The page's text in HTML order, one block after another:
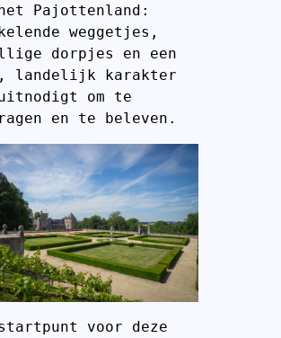
Pajottenland:
weggetjes,
dorpjes en een
landelijk karakter
om te
en te beleven.
voor deze